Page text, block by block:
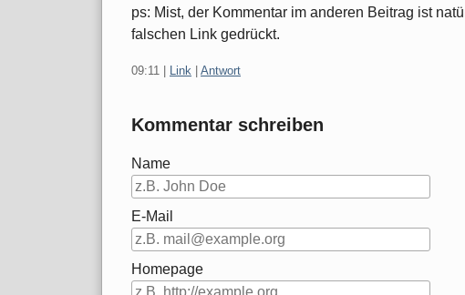
ps: Mist, der Kommentar im anderen Beitrag ist
falschen Link gedrückt.
09:11 | Link | Antwort
Kommentar schreiben
Name
E-Mail
Homepage